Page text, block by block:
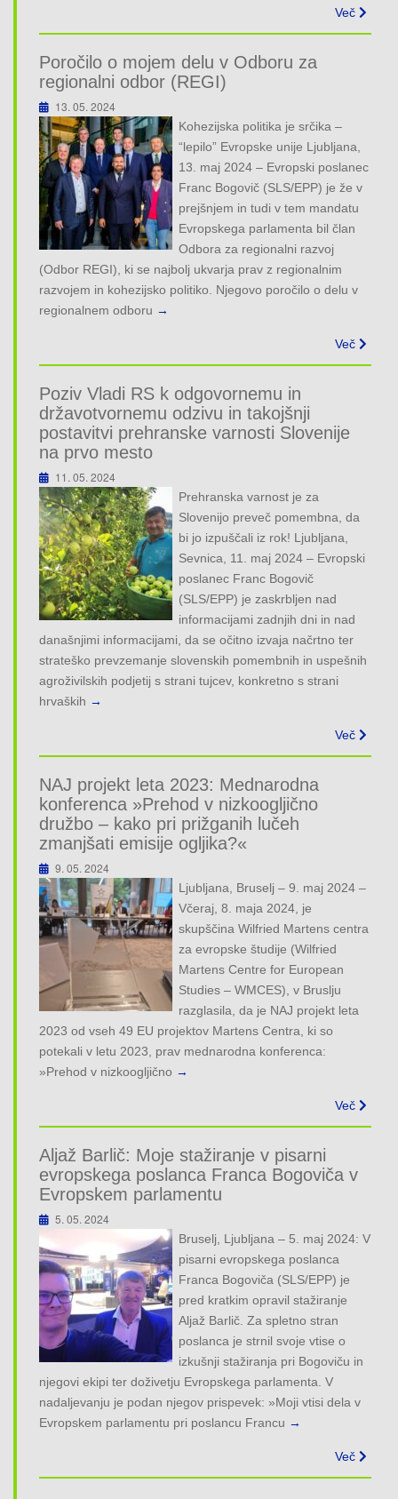
Več
Poročilo o mojem delu v Odboru za
regionalni odbor (REGI)
13. 05. 2024
Kohezijska politika je srčika –
“lepilo” Evropske unije Ljubljana,
13. maj 2024 – Evropski poslanec
Franc Bogovič (SLS/EPP) je že v
prejšnjem in tudi v tem mandatu
Evropskega parlamenta bil član
Odbora za regionalni razvoj
(Odbor REGI), ki se najbolj ukvarja prav z regionalnim
razvojem in kohezijsko politiko. Njegovo poročilo o delu v
regionalnem odboru →
Več
Poziv Vladi RS k odgovornemu in
državotvornemu odzivu in takojšnji
postavitvi prehranske varnosti Slovenije
na prvo mesto
11. 05. 2024
Prehranska varnost je za
Slovenijo preveč pomembna, da
bi jo izpuščali iz rok! Ljubljana,
Sevnica, 11. maj 2024 – Evropski
poslanec Franc Bogovič
(SLS/EPP) je zaskrbljen nad
informacijami zadnjih dni in nad
današnjimi informacijami, da se očitno izvaja načrtno ter
strateško prevzemanje slovenskih pomembnih in uspešnih
agroživilskih podjetij s strani tujcev, konkretno s strani
hrvaških →
Več
NAJ projekt leta 2023: Mednarodna
konferenca »Prehod v nizkoogljično
družbo – kako pri prižganih lučeh
zmanjšati emisije ogljika?«
9. 05. 2024
Ljubljana, Bruselj – 9. maj 2024 –
Včeraj, 8. maja 2024, je
skupščina Wilfried Martens centra
za evropske študije (Wilfried
Martens Centre for European
Studies – WMCES), v Bruslju
razglasila, da je NAJ projekt leta
2023 od vseh 49 EU projektov Martens Centra, ki so
potekali v letu 2023, prav mednarodna konferenca:
»Prehod v nizkoogljično →
Več
Aljaž Barlič: Moje stažiranje v pisarni
evropskega poslanca Franca Bogoviča v
Evropskem parlamentu
5. 05. 2024
Bruselj, Ljubljana – 5. maj 2024: V
pisarni evropskega poslanca
Franca Bogoviča (SLS/EPP) je
pred kratkim opravil stažiranje
Aljaž Barlič. Za spletno stran
poslanca je strnil svoje vtise o
izkušnji stažiranja pri Bogoviču in
njegovi ekipi ter doživetju Evropskega parlamenta. V
nadaljevanju je podan njegov prispevek: »Moji vtisi dela v
Evropskem parlamentu pri poslancu Francu →
Več